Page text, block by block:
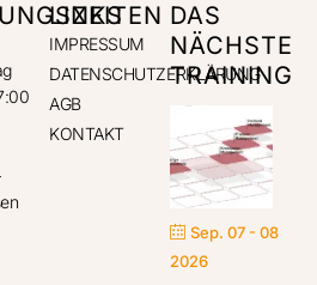
LINKS
IMPRESSUM
DATENSCHUTZERKLÄRUNG
AGB
KONTAKT
DAS
NÄCHSTE
TRAINING
Sep. 07 - 08
2026